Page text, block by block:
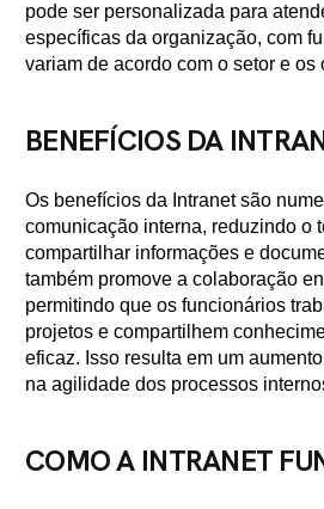
pode ser personalizada para
específicas da organização, com
variam de acordo com o setor e os
BENEFÍCIOS DA
Os benefícios da Intranet são
comunicação interna, reduzindo o
compartilhar informações e
também promove a colaboração
permitindo que os funcionários
projetos e compartilhem
eficaz. Isso resulta em um
na agilidade dos processos
COMO A INTRANET